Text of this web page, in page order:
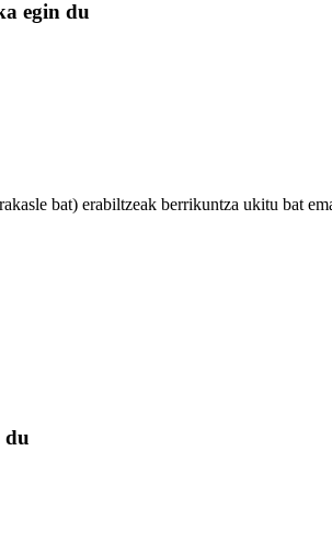
egin du
bat) erabiltzeak berrikuntza ukitu bat
du